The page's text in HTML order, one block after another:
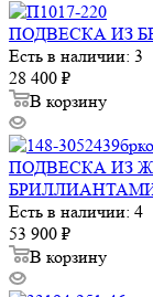
ПОДВЕСКА ИЗ
Есть в наличии: 3
28 400 ₽
В корзину
ПОДВЕСКА ИЗ
Есть в наличии: 4
53 900 ₽
В корзину